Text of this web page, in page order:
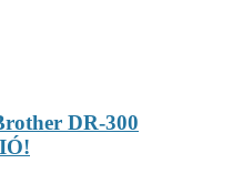
DR-300